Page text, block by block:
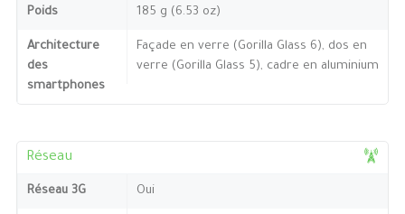
Poids 185 g (6.53 oz)
Architecture
des
smartphones
Façade en verre (Gorilla Glass 6), dos en
verre (Gorilla Glass 5), cadre en aluminium
Réseau
Réseau 3G Oui